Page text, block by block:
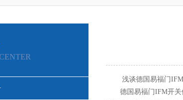
浅谈德国易福门IFM
德国易福门IFM开关传